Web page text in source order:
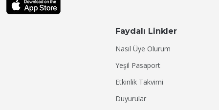
Faydalı Linkler
Nasıl Üye Olurum
Yeşil Pasaport
Etkinlik Takvimi
Duyurular